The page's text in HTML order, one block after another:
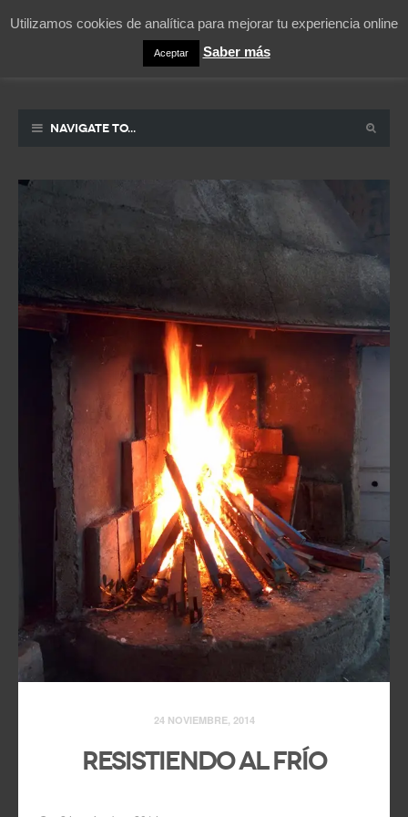
La vida contada en un sueño
Navigate to...
24 NOVIEMBRE, 2014
Resistiendo al frío
Utilizamos cookies de analítica para mejorar tu experiencia online
Aceptar Saber más